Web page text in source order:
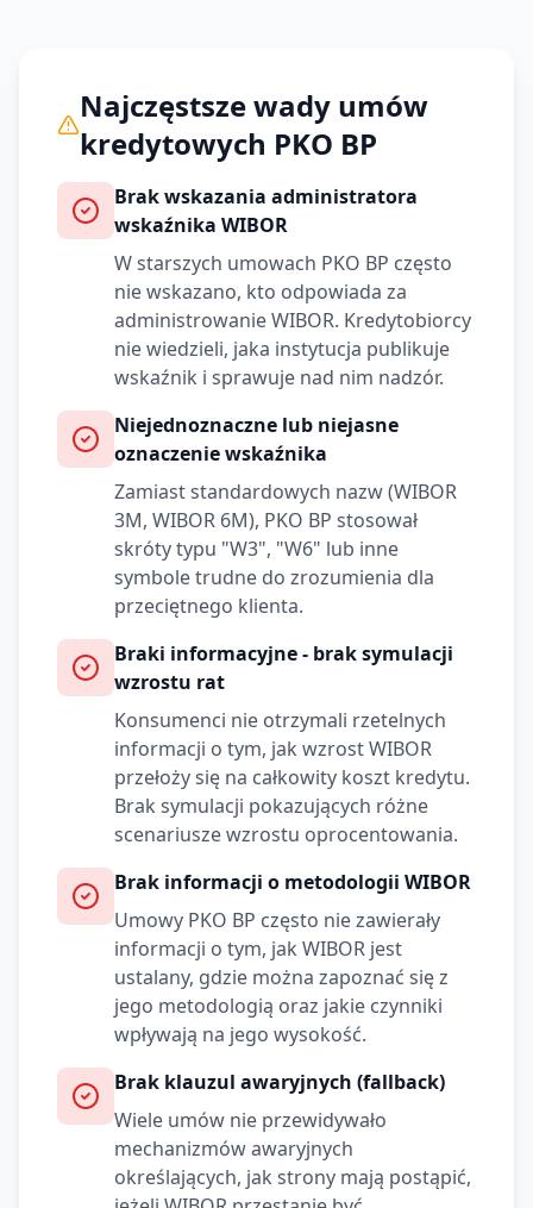
Najczęstsze wady umów
kredytowych PKO BP
Brak wskazania administratora
wskaźnika WIBOR
W starszych umowach PKO BP często
nie wskazano, kto odpowiada za
administrowanie WIBOR. Kredytobiorcy
nie wiedzieli, jaka instytucja publikuje
wskaźnik i sprawuje nad nim nadzór.
Niejednoznaczne lub niejasne
oznaczenie wskaźnika
Zamiast standardowych nazw (WIBOR
3M, WIBOR 6M), PKO BP stosował
skróty typu "W3", "W6" lub inne
symbole trudne do zrozumienia dla
przeciętnego klienta.
Braki informacyjne - brak symulacji
wzrostu rat
Konsumenci nie otrzymali rzetelnych
informacji o tym, jak wzrost WIBOR
przełoży się na całkowity koszt kredytu.
Brak symulacji pokazujących różne
scenariusze wzrostu oprocentowania.
Brak informacji o metodologii WIBOR
Umowy PKO BP często nie zawierały
informacji o tym, jak WIBOR jest
ustalany, gdzie można zapoznać się z
jego metodologią oraz jakie czynniki
wpływają na jego wysokość.
Brak klauzul awaryjnych (fallback)
Wiele umów nie przewidywało
mechanizmów awaryjnych
określających, jak strony mają postąpić,